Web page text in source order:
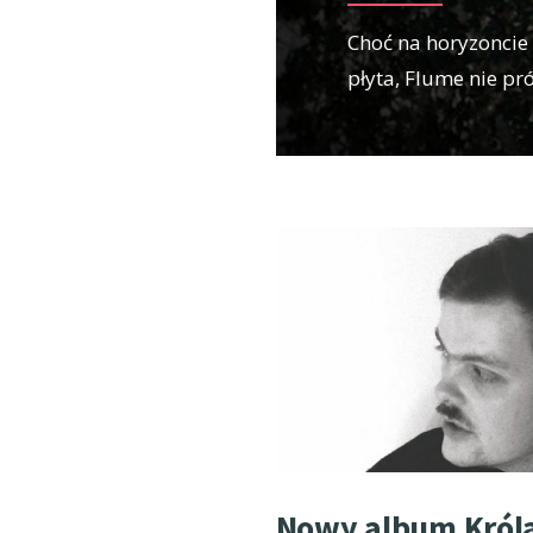
Choć na
płyta, Flume nie